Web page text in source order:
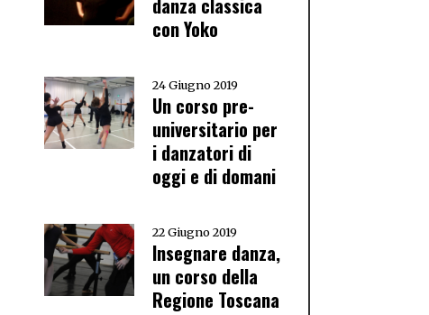
danza classica
con Yoko
24 Giugno 2019
Un corso pre-
universitario per
i danzatori di
oggi e di domani
22 Giugno 2019
Insegnare danza,
un corso della
Regione Toscana